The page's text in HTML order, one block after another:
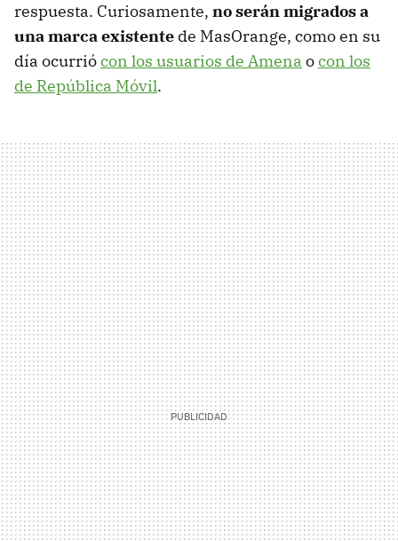
respuesta. Curiosamente, no serán migrados a
una marca existente de MasOrange, como en su
día ocurriócon los usuarios de Amena ocon los
de República Móvil.